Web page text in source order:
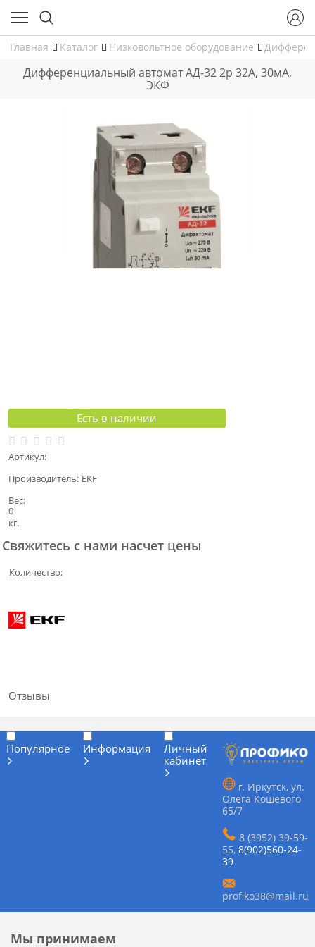
Главная Каталог Низковольтное оборудование
Дифференциальный автомат АД-32 2р 32А, 30мА,
ЭКФ
Есть в наличии
Артикул:
Производитель: EKF
Вес:
0
кг.
Свяжитесь с нами насчет цены
Количество:
Отзывы
Популярное Информация
Личный
кабинет
г. Иркутск, ул.
Олега Кошевого
65/7
8 (3952) 39-59-
55, 8(902)560-24-
39
profiko38@mail.ru
Мы принимаем